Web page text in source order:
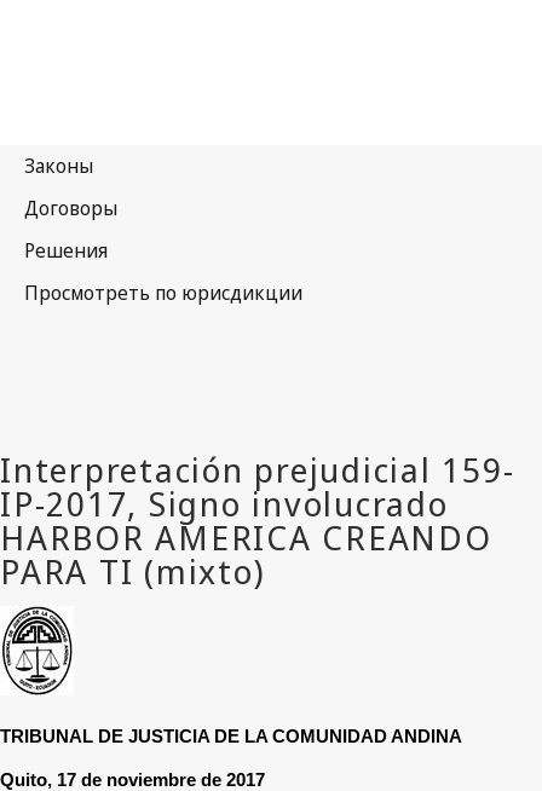
TRIBUNAL DE JUSTICIA DE LA COMUNIDAD ANDINA
Quito, 17 de noviembre de 2017